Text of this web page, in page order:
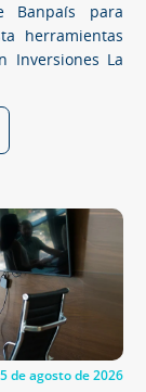
Banpaís para
herramientas
Inversiones La
de agosto de 2026